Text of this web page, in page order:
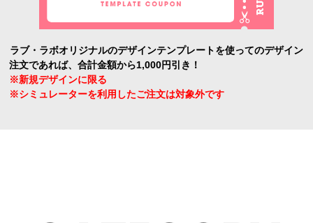
ラブ・ラボオリジナルのデザインテンプレートを使ってのデザイン
注文であれば、合計金額から1,000円引き！
※新規デザインに限る
※シミュレーターを利用したご注文は対象外です